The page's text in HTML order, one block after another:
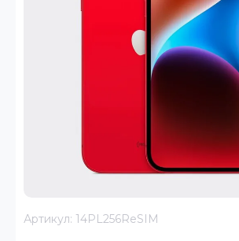
Артикул: 14PL256ReSIM